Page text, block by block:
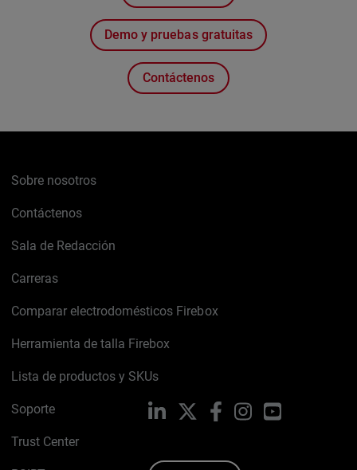
Demo y pruebas gratuitas
Contáctenos
Sobre nosotros
Contáctenos
Sala de Redacción
Carreras
Comparar electrodomésticos Firebox
Herramienta de talla Firebox
Lista de productos y SKUs
Soporte
Trust Center
LinkedIn FacebookInstagramYouTube